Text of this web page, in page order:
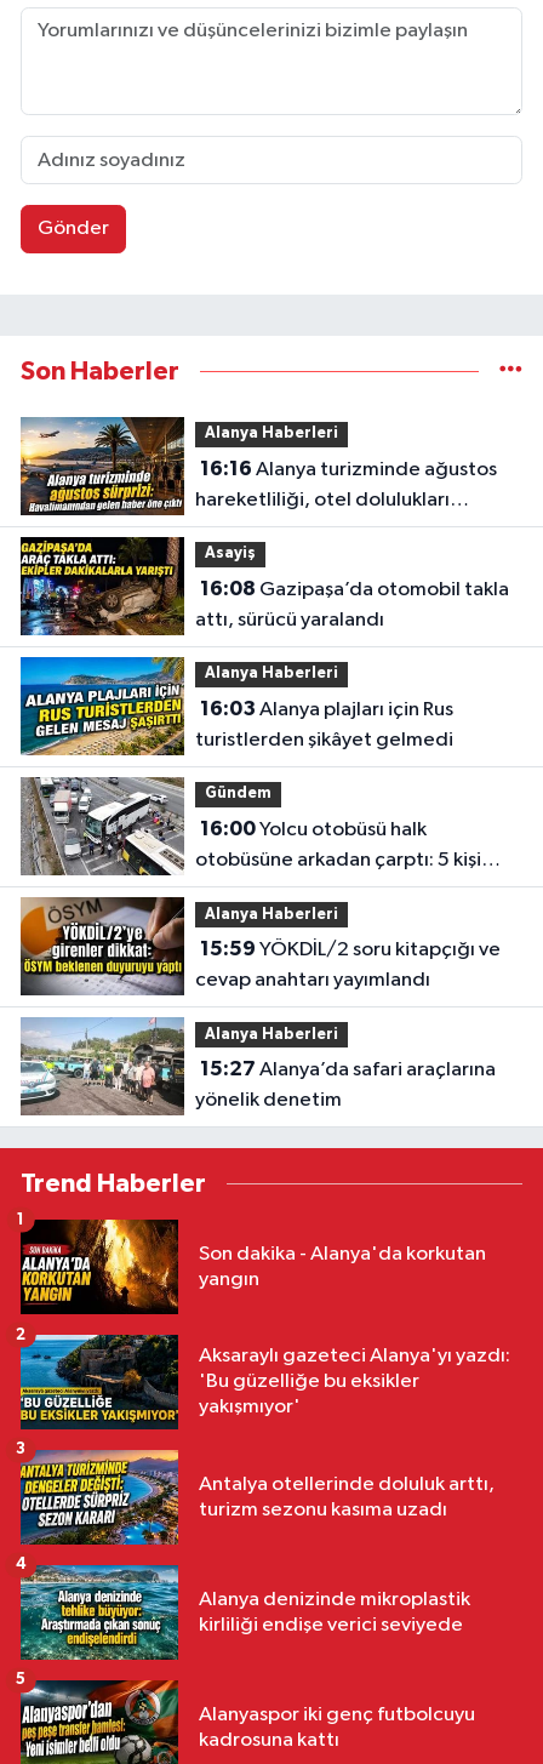
Gönder
Son Haberler
Alanya Haberleri
16:16
hareketliliği, otel dolulukları
yükseldi
Asayiş
16:08
attı, sürücü yaralandı
Alanya Haberleri
16:03
turistlerden şikâyet gelmedi
Gündem
16:00Yolcu otobüsü halk
otobüsüne arkadan çarptı: 5 kişi
yaralandı
Alanya Haberleri
15:59
cevap anahtarı yayımlandı
Alanya Haberleri
15:27
yönelik denetim
Trend Haberler
Son dakika - Alanya'da korkutan
yangın
1
Aksaraylı gazeteci Alanya'yı yazdı:
'Bu güzelliğe bu eksikler
yakışmıyor'
2
Antalya otellerinde doluluk arttı,
turizm sezonu kasıma uzadı
3
Alanya denizinde mikroplastik
kirliliği endişe verici seviyede
4
Alanyaspor iki genç futbolcuyu
kadrosuna kattı
5